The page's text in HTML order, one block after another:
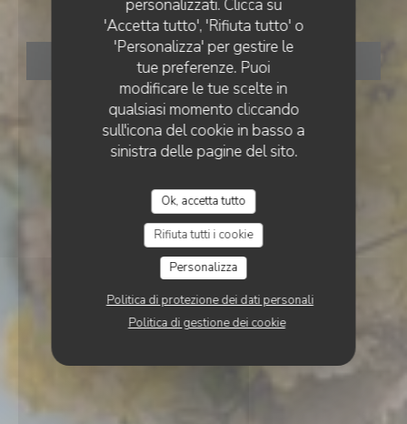
personalizzati. Clicca su
'Accetta tutto', 'Rifiuta tutto' o
'Personalizza' per gestire le
tue preferenze. Puoi
modificare le tue scelte in
qualsiasi momento cliccando
sull'icona del cookie in basso a
sinistra delle pagine del sito.
Ok, accetta tutto
Rifiuta tutti i cookie
Personalizza
Politica di protezione dei dati personali
Politica di gestione dei cookie
PRENOTA